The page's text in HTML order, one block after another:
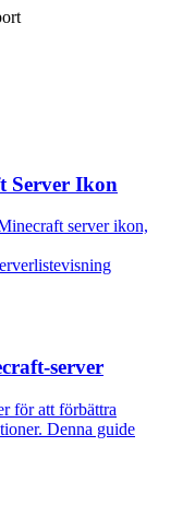
Server Ikon
server ikon,
server
för att förbättra
Denna guide